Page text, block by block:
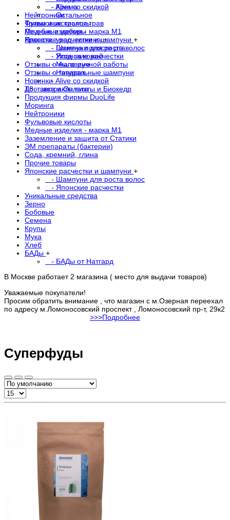
- Alive со скидкой
Нейтроники
Фульвовые кислоты
Медные изделия - марка М1
Японские расчестки и шампуни +
- Шампуни для роста волос
- Японские расчестки
Отзывы о магазине
Отзывы о товарах
Новинки
Доставка и Оплата
- Крема
- Остальное
Травы и экстракты трав
Лечебные наборы
Красота, уход, гигиена+
- Гигиена полости рта
- Уход за кожей
- Мыло ручной работы
- Натуральные шампуни
- Alive со скидкой
Т8 - экстракты пихты и Биокедр
Продукция фирмы DuoLife
Моринга
Нейтроники
Фульвовые кислоты
Медные изделия - марка М1
Заземление и защита от Статики
ЭМ препараты (бактерии)
Сода, кремний, глина
Прочие товары
Японские расчестки и шампуни +
- Шампуни для роста волос
- Японские расчестки
Уникальные средства
Зерно
Бобовые
Семена
Крупы
Мука
Хлеб
БАДы +
- БАДы от Натгард
В Москве работает 2 магазина ( место для выдачи товаров)
Уважаемые покупатели!
Просим обратить внимание , что магазин с м.Озерная переехал
по адресу м.Ломоносовский проспект , Ломоносовский пр-т, 29к2
>>>Подробнее
Суперфуды